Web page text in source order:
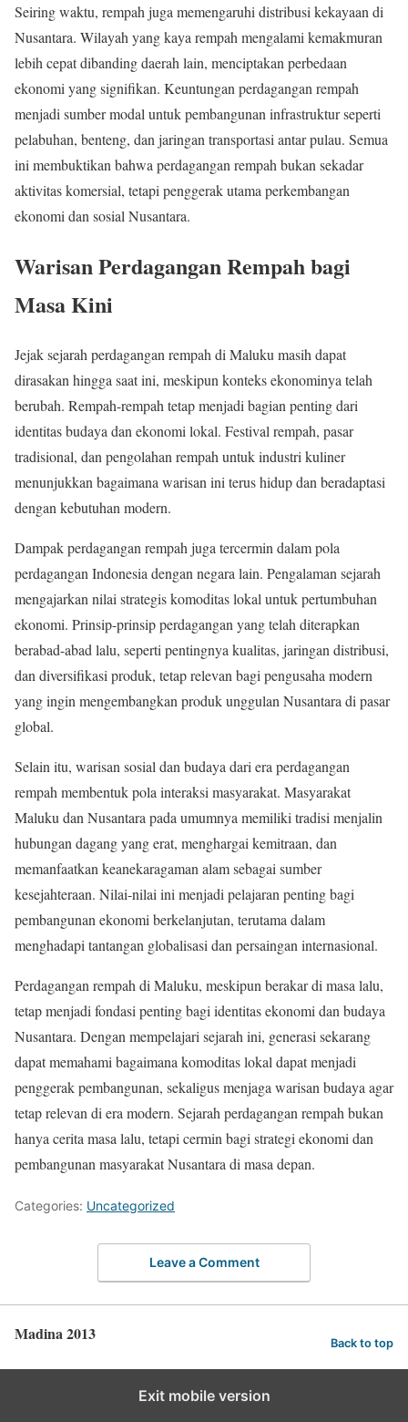
Seiring waktu, rempah juga memengaruhi distribusi kekayaan di
Nusantara. Wilayah yang kaya rempah mengalami kemakmuran
lebih cepat dibanding daerah lain, menciptakan perbedaan
ekonomi yang signifikan. Keuntungan perdagangan rempah
menjadi sumber modal untuk pembangunan infrastruktur seperti
pelabuhan, benteng, dan jaringan transportasi antar pulau. Semua
ini membuktikan bahwa perdagangan rempah bukan sekadar
aktivitas komersial, tetapi penggerak utama perkembangan
ekonomi dan sosial Nusantara.
Warisan Perdagangan Rempah bagi
Masa Kini
Jejak sejarah perdagangan rempah di Maluku masih dapat
dirasakan hingga saat ini, meskipun konteks ekonominya telah
berubah. Rempah-rempah tetap menjadi bagian penting dari
identitas budaya dan ekonomi lokal. Festival rempah, pasar
tradisional, dan pengolahan rempah untuk industri kuliner
menunjukkan bagaimana warisan ini terus hidup dan beradaptasi
dengan kebutuhan modern.
Dampak perdagangan rempah juga tercermin dalam pola
perdagangan Indonesia dengan negara lain. Pengalaman sejarah
mengajarkan nilai strategis komoditas lokal untuk pertumbuhan
ekonomi. Prinsip-prinsip perdagangan yang telah diterapkan
berabad-abad lalu, seperti pentingnya kualitas, jaringan distribusi,
dan diversifikasi produk, tetap relevan bagi pengusaha modern
yang ingin mengembangkan produk unggulan Nusantara di pasar
global.
Selain itu, warisan sosial dan budaya dari era perdagangan
rempah membentuk pola interaksi masyarakat. Masyarakat
Maluku dan Nusantara pada umumnya memiliki tradisi menjalin
hubungan dagang yang erat, menghargai kemitraan, dan
memanfaatkan keanekaragaman alam sebagai sumber
kesejahteraan. Nilai-nilai ini menjadi pelajaran penting bagi
pembangunan ekonomi berkelanjutan, terutama dalam
menghadapi tantangan globalisasi dan persaingan internasional.
Perdagangan rempah di Maluku, meskipun berakar di masa lalu,
tetap menjadi fondasi penting bagi identitas ekonomi dan budaya
Nusantara. Dengan mempelajari sejarah ini, generasi sekarang
dapat memahami bagaimana komoditas lokal dapat menjadi
penggerak pembangunan, sekaligus menjaga warisan budaya agar
tetap relevan di era modern. Sejarah perdagangan rempah bukan
hanya cerita masa lalu, tetapi cermin bagi strategi ekonomi dan
pembangunan masyarakat Nusantara di masa depan.
Categories: Uncategorized
Leave a Comment
Madina 2013 Back to top
Exit mobile version